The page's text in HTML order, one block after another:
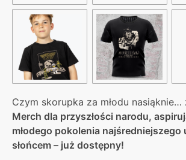
Czym skorupka za młodu nasiąknie…
Merch dla przyszłości narodu,
młodego pokolenia najśredniejszego
słońcem – już dostępny!